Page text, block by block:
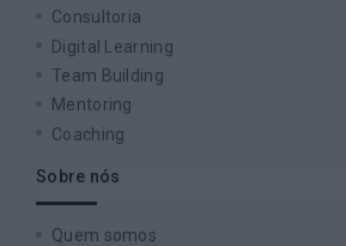
Consultoria
Digital Learning
Team Building
Mentoring
Coaching
Sobre nós
Quem somos